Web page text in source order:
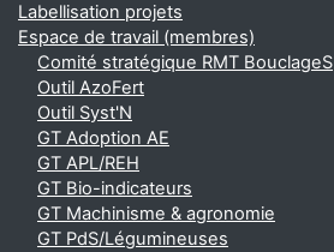
Labellisation projets
Espace de travail (membres)
Comité stratégique RMT BouclageS
Outil AzoFert
Outil Syst'N
GT Adoption AE
GT APL/REH
GT Bio-indicateurs
GT Machinisme & agronomie
GT PdS/Légumineuses